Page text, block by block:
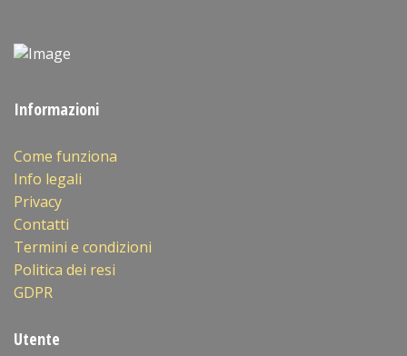
Informazioni
Come funziona
Info legali
Privacy
Contatti
Termini e condizioni
Politica dei resi
GDPR
Utente